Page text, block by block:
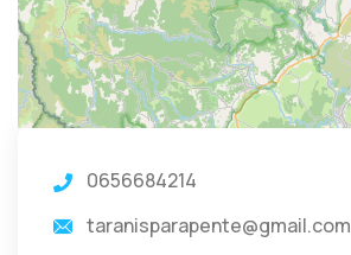
0656684214
taranisparapente@gmail.com